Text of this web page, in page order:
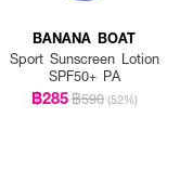
BANANA BOAT
Sport Sunscreen Lotion
SPF50+ PA
฿285฿590 (52%)